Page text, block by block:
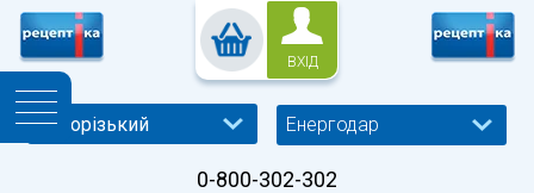
ВХІД
Енергодар
0-800-302-302